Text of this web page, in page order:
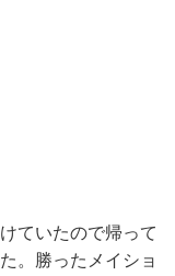
ていたので帰って
。勝ったメイショ